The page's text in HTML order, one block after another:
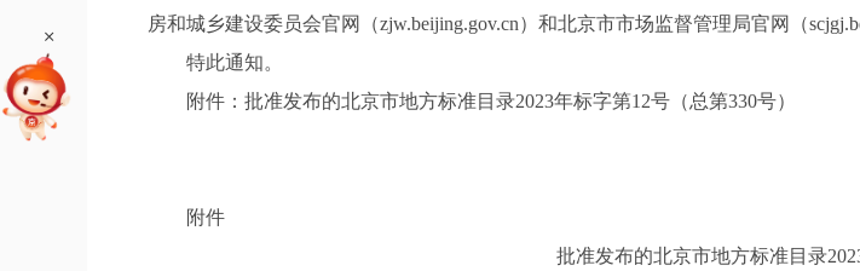
房和城乡建设委员会官网（zjw.beijing.gov.cn）和北京市市场监督管理局官网（
特此通知。
附件：批准发布的北京市地方标准目录2023年标字第12号（总第330号）
附件
批准发布的北京市地方标准目录2023
+